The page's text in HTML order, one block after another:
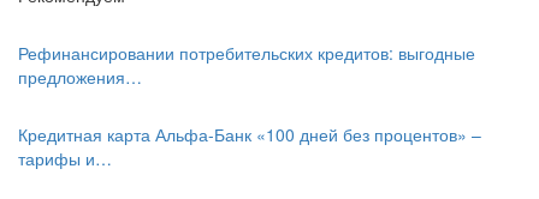
Рефинансировании потребительских кредитов: выгодные
предложения…
Кредитная карта Альфа-Банк «100 дней без процентов» –
тарифы и…